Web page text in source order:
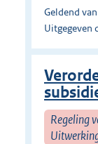
Geldend
Uitgegeven
Regeling